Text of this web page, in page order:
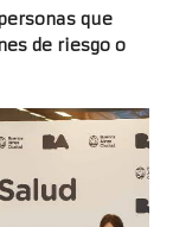
que
de riesgo o